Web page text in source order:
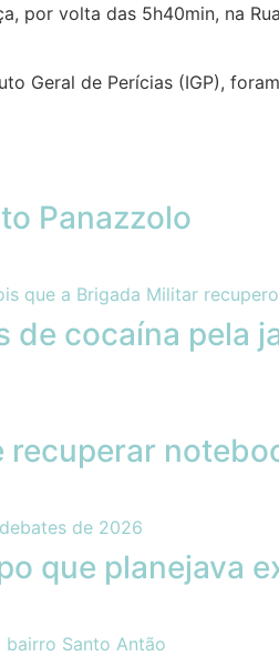
por volta das 5h40min, na
Geral de Perícias (IGP),
Panazzolo
de cocaína pela
recuperar
que planejava